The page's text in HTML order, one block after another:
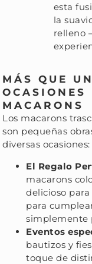
esta
la
relleno
MÁS QUE
OCASIONES
MACARONS
Los macarons
son pequeñas
diversas ocasiones:
El Regalo
macarons
delicioso
para
simplemente
Eventos
bautizos y
toque de